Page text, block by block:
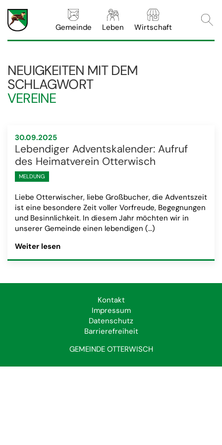
Gemeinde Leben Wirtschaft
NEUIGKEITEN MIT DEM
SCHLAGWORT
VEREINE
30.09.2025
Lebendiger Adventskalender: Aufruf
des Heimatverein Otterwisch
MELDUNG
Liebe Otterwischer, liebe Großbucher, die Adventszeit
ist eine besondere Zeit voller Vorfreude, Begegnungen
und Besinnlichkeit. In diesem Jahr möchten wir in
unserer Gemeinde einen lebendigen (…)
Weiter lesenArtikel „Lebendiger Adventskalender:
Kontakt
Impressum
Datenschutz
Barrierefreiheit
GEMEINDE OTTERWISCH